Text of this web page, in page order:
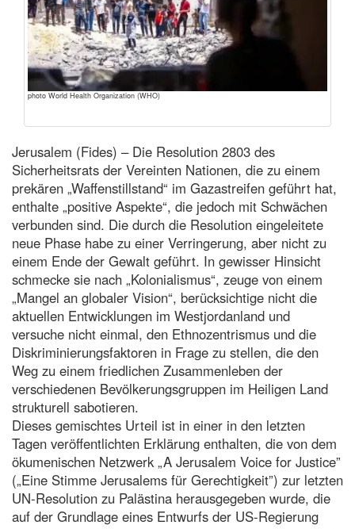
photo World Health Organization (WHO)
Jerusalem (Fides) – Die Resolution 2803 des
Sicherheitsrats der Vereinten Nationen, die zu einem
prekären „Waffenstillstand“ im Gazastreifen geführt hat,
enthalte „positive Aspekte“, die jedoch mit Schwächen
verbunden sind. Die durch die Resolution eingeleitete
neue Phase habe zu einer Verringerung, aber nicht zu
einem Ende der Gewalt geführt. In gewisser Hinsicht
schmecke sie nach „Kolonialismus“, zeuge von einem
„Mangel an globaler Vision“, berücksichtige nicht die
aktuellen Entwicklungen im Westjordanland und
versuche nicht einmal, den Ethnozentrismus und die
Diskriminierungsfaktoren in Frage zu stellen, die den
Weg zu einem friedlichen Zusammenleben der
verschiedenen Bevölkerungsgruppen im Heiligen Land
strukturell sabotieren.
Dieses gemischtes Urteil ist in einer in den letzten
Tagen veröffentlichten Erklärung enthalten, die von dem
ökumenischen Netzwerk „A Jerusalem Voice for Justice”
(„Eine Stimme Jerusalems für Gerechtigkeit”) zur letzten
UN-Resolution zu Palästina herausgegeben wurde, die
auf der Grundlage eines Entwurfs der US-Regierung